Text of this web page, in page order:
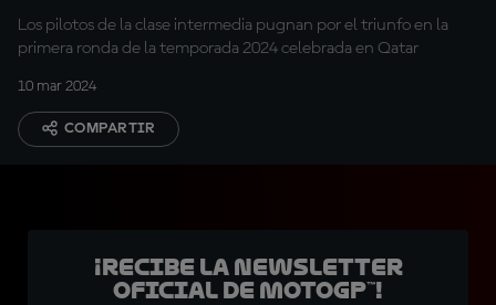
Los pilotos de la clase intermedia pugnan por el triunfo en la
primera ronda de la temporada 2024 celebrada en Qatar
10 mar 2024
COMPARTIR
¡Recibe la Newsletter
oficial de MotoGP™!